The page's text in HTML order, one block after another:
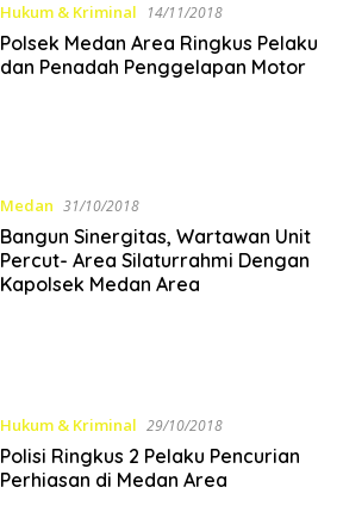
Hukum & Kriminal 14/11/2018
Polsek Medan Area Ringkus Pelaku
dan Penadah Penggelapan Motor
Medan 31/10/2018
Bangun Sinergitas, Wartawan Unit
Percut- Area Silaturrahmi Dengan
Kapolsek Medan Area
Hukum & Kriminal 29/10/2018
Polisi Ringkus 2 Pelaku Pencurian
Perhiasan di Medan Area